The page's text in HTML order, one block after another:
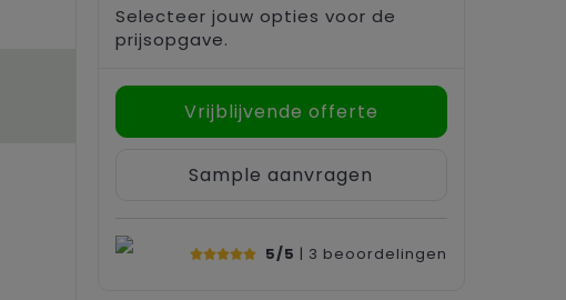
Selecteer jouw opties voor de
prijsopgave.
Vrijblijvende offerte
Sample aanvragen
5/5 | 3 beoordelingen